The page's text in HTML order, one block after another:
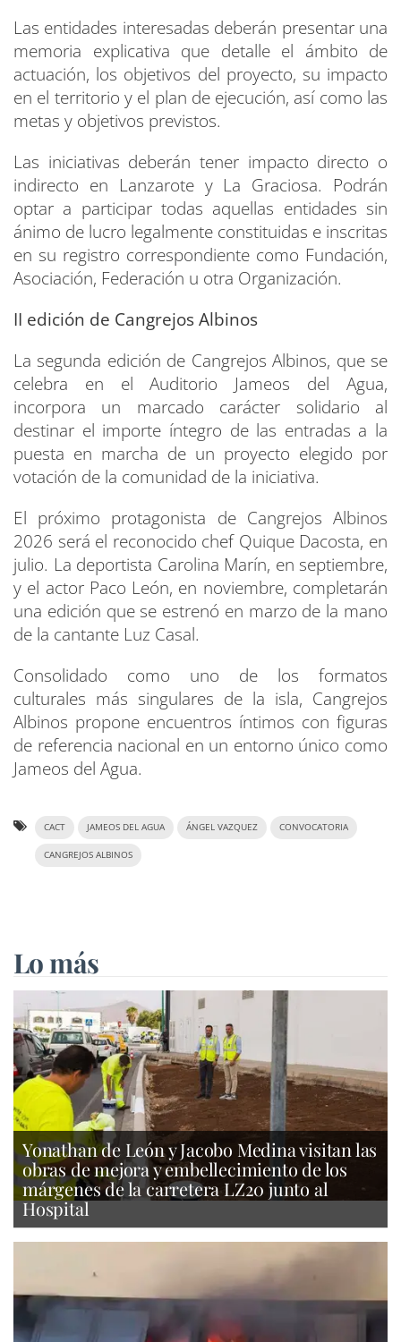
Las entidades interesadas deberán presentar una
memoria explicativa que detalle el ámbito de
actuación, los objetivos del proyecto, su impacto
en el territorio y el plan de ejecución, así como las
metas y objetivos previstos.
Las iniciativas deberán tener impacto directo o
indirecto en Lanzarote y La Graciosa. Podrán
optar a participar todas aquellas entidades sin
ánimo de lucro legalmente constituidas e inscritas
en su registro correspondiente como Fundación,
Asociación, Federación u otra Organización.
II edición de Cangrejos Albinos
La segunda edición de Cangrejos Albinos, que se
celebra en el Auditorio Jameos del Agua,
incorpora un marcado carácter solidario al
destinar el importe íntegro de las entradas a la
puesta en marcha de un proyecto elegido por
votación de la comunidad de la iniciativa.
El próximo protagonista de Cangrejos Albinos
2026 será el reconocido chef Quique Dacosta, en
julio. La deportista Carolina Marín, en septiembre,
y el actor Paco León, en noviembre, completarán
una edición que se estrenó en marzo de la mano
de la cantante Luz Casal.
Consolidado como uno de los formatos
culturales más singulares de la isla, Cangrejos
Albinos propone encuentros íntimos con figuras
de referencia nacional en un entorno único como
Jameos del Agua.
CACT JAMEOS DEL AGUA ÁNGEL VAZQUEZ CONVOCATORIA
CANGREJOS ALBINOS
Lo más
Yonathan de León y Jacobo Medina visitan las
obras de mejora y embellecimiento de los
márgenes de la carretera LZ20 junto al
Hospital